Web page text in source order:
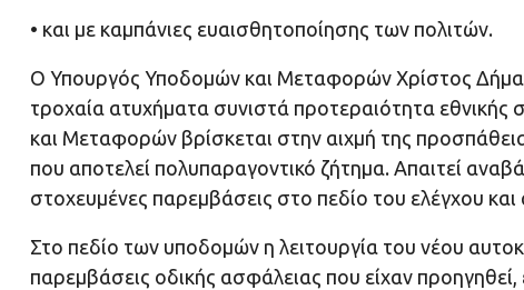
• και με καμπάνιες ευαισθητοποίησης των πολιτών.
Ο Υπουργός Υποδομών και Μεταφορών Χρίστος
τροχαία ατυχήματα συνιστά προτεραιότητα
και Μεταφορών βρίσκεται στην αιχμή της
που αποτελεί πολυπαραγοντικό ζήτημα. Απαιτεί
στοχευμένες παρεμβάσεις στο πεδίο του ελέγχου
Στο πεδίο των υποδομών η λειτουργία του νέου
παρεμβάσεις οδικής ασφάλειας που είχαν